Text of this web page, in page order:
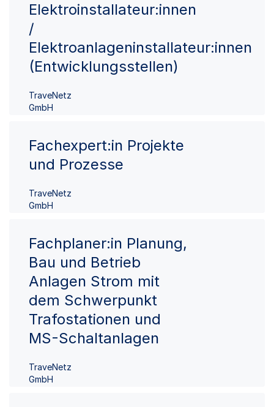
Elektroinstallateur:innen
/
Elektroanlageninstallateur:innen
(Entwicklungsstellen)
TraveNetz
GmbH
Fachexpert:in Projekte
und Prozesse
TraveNetz
GmbH
Fachplaner:in Planung,
Bau und Betrieb
Anlagen Strom mit
dem Schwerpunkt
Trafostationen und
MS-Schaltanlagen
TraveNetz
GmbH